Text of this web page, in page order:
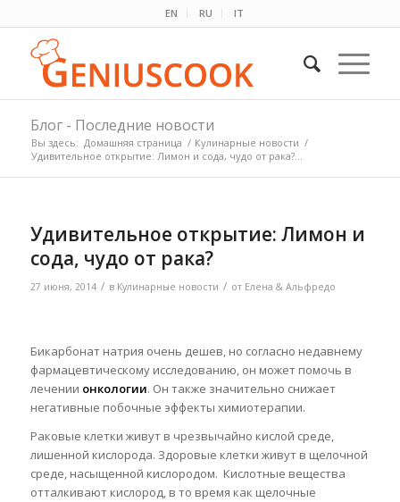
EN RU IT
Блог - Последние новости
Вы здесь: Домашняя страница / Кулинарные новости /
Удивительное открытие: Лимон и сода, чудо от рака?...
Удивительное открытие: Лимон и
сода, чудо от рака?
27 июня, 2014 / в Кулинарные новости / от Елена & Альфредо
Бикарбонат натрия очень дешев, но согласно недавнему
фармацевтическому исследованию, он может помочь в
лечении онкологии. Он также значительно снижает
негативные побочные эффекты химиотерапии.
Раковые клетки живут в чрезвычайно кислой среде,
лишенной кислорода. Здоровые клетки живут в щелочной
среде, насыщенной кислородом. Кислотные вещества
отталкивают кислород, в то время как щелочные